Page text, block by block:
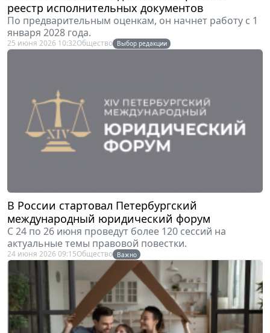
По предварительным оценкам, он начнет работу с 1
января 2028 года.
25 июня 2026 10:32Общество
В России стартовал Петербургский
международный юридический форум
С 24 по 26 июня проведут более 120 сессий на
актуальные темы правовой повестки.
24 июня 2026 09:15Общество Важно